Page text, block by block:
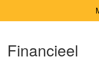
Financieel